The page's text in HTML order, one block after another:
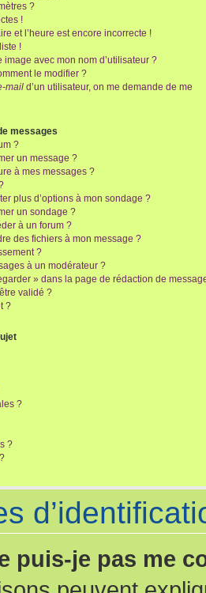
?
!
et l’heure est encore incorrecte !
!
avec mon nom d’utilisateur ?
le modifier ?
mail d’un utilisateur, on me demande de me
messages
?
un message ?
à mes messages ?
plus d’options à mon sondage ?
un sondage ?
à un forum ?
des fichiers à mon message ?
?
à un modérateur ?
» dans la page de rédaction de
validé ?
?
?
?
puis-je pas me